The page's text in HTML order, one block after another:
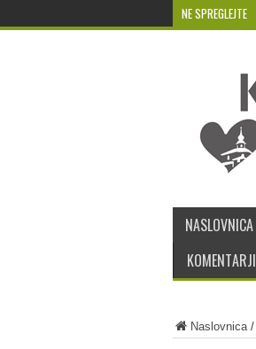
NE SPREGLEJTE
NASLOVNICA
KOMENTARJI
Naslovnica/